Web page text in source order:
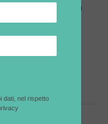
e ha stimolato la
dati, nel rispetto